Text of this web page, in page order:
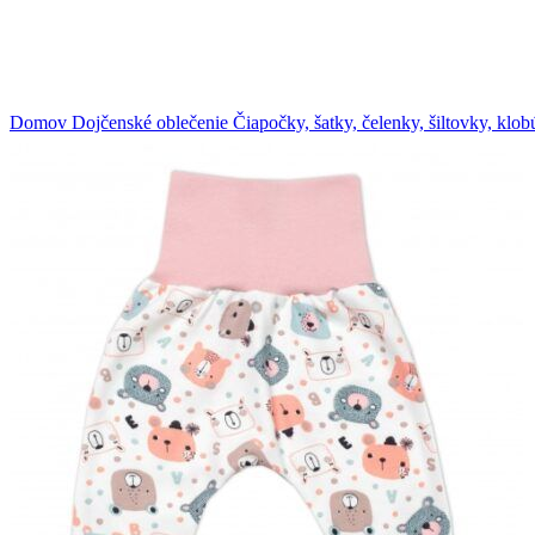
Domov Dojčenské oblečenie Čiapočky, šatky, čelenky, šiltovky,